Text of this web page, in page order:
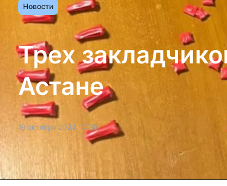
Новости
Трех
Астане
19 октября 2024, 17:36